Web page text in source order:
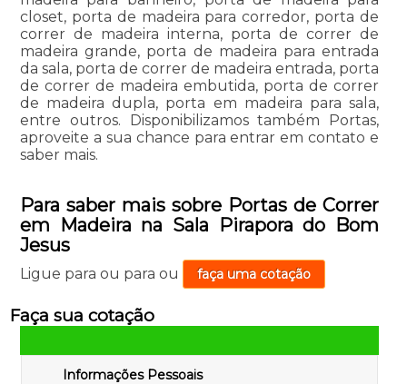
closet, porta de madeira para corredor, porta de
correr de madeira interna, porta de correr de
madeira grande, porta de madeira para entrada
da sala, porta de correr de madeira entrada, porta
de correr de madeira embutida, porta de correr
de madeira dupla, porta em madeira para sala,
entre outros. Disponibilizamos também Portas,
aproveite a sua chance para entrar em contato e
saber mais.
Para saber mais sobre Portas de Correr
em Madeira na Sala Pirapora do Bom
Jesus
Ligue para ou para ou faça uma cotação
Faça sua cotação
Informações Pessoais